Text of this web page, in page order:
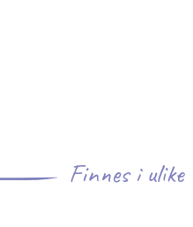
Finnes i